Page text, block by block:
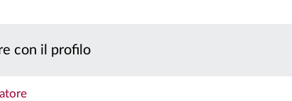
con il profilo
e il documento contenente le informazioni chiave per gli investitori prima
Caratteristiche